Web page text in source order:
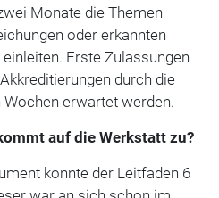
Monate die Themen
oder erkannten
Erste Zulassungen
durch die
Wochen erwartet werden.
auf die Werkstatt zu?
konnte der Leitfaden 6